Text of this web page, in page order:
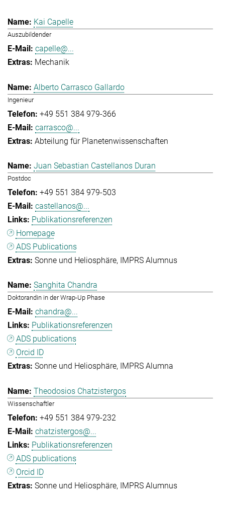
Kai Capelle
Auszubildender
capelle@...
Mechanik
Alberto Carrasco Gallardo
Ingenieur
+49 551 384 979-366
carrasco@...
Abteilung für Planetenwissenschaften
Juan Sebastian Castellanos Duran
Postdoc
+49 551 384 979-503
castellanos@...
Publikationsreferenzen
Homepage
ADS Publications
Sonne und Heliosphäre IMPRS Alumnus
Sanghita Chandra
Doktorandin in der Wrap-Up Phase
chandra@...
Publikationsreferenzen
ADS publications
Orcid ID
Sonne und Heliosphäre
IMPRS Alumna
Theodosios Chatzistergos
Wissenschaftler
+49 551 384 979-232
chatzistergos@...
Publikationsreferenzen
ADS publications
Orcid ID
Sonne und Heliosphäre IMPRS Alumnus